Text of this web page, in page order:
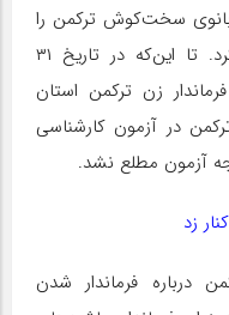
سخت‌کوش ترکمن را
در درجه‌های بالای مدیریتی فراهم کرد. تا این‌که در تاریخ ۳۱
فرماندار زن ترکمن استان
در آزمون کارشناسی
آزمون مطلع نشد.
زد
درباره فرماندار شدن